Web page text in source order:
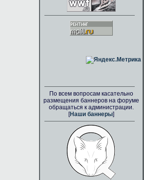
По всем вопросам касательно
размещения баннеров на форуме
обращаться к администрации.
[Наши баннеры]